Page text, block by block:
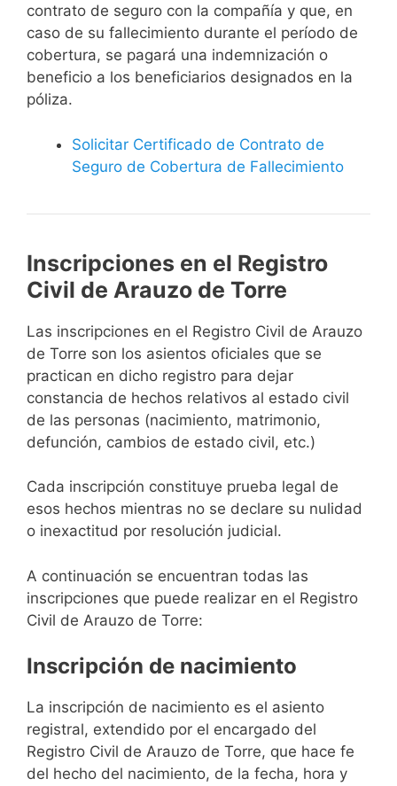
contrato de seguro con la compañía y que, en
caso de su fallecimiento durante el período de
cobertura, se pagará una indemnización o
beneficio a los beneficiarios designados en la
póliza.
Solicitar Certificado de Contrato de
Seguro de Cobertura de Fallecimiento
Inscripciones en el Registro
Civil de Arauzo de Torre
Las inscripciones en el Registro Civil de Arauzo
de Torre son los asientos oficiales que se
practican en dicho registro para dejar
constancia de hechos relativos al estado civil
de las personas (nacimiento, matrimonio,
defunción, cambios de estado civil, etc.)
Cada inscripción constituye prueba legal de
esos hechos mientras no se declare su nulidad
o inexactitud por resolución judicial.
A continuación se encuentran todas las
inscripciones que puede realizar en el Registro
Civil de Arauzo de Torre:
Inscripción de nacimiento
La inscripción de nacimiento es el asiento
registral, extendido por el encargado del
Registro Civil de Arauzo de Torre, que hace fe
del hecho del nacimiento, de la fecha, hora y